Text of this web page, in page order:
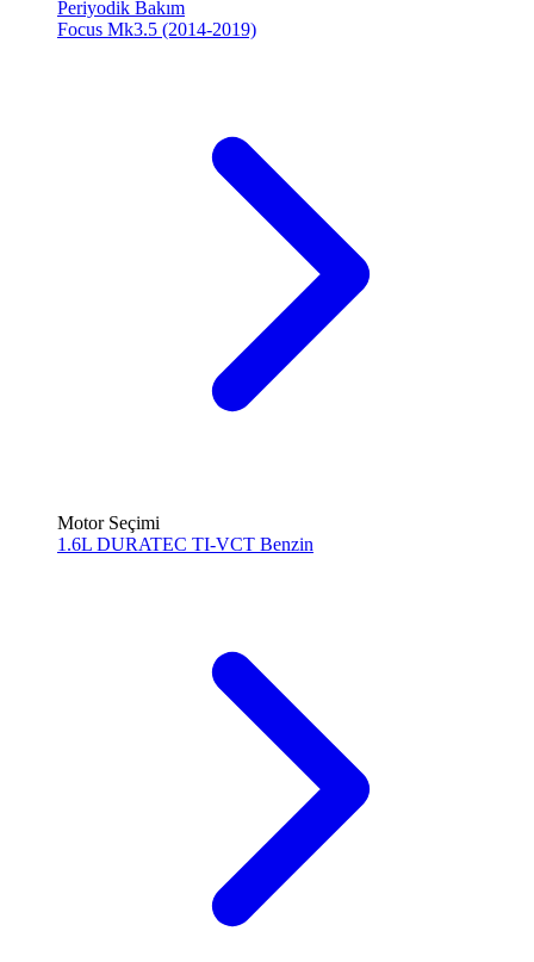
Periyodik Bakım
Focus Mk3.5 (2014-2019)
Motor Seçimi
1.6L DURATEC TI-VCT Benzin